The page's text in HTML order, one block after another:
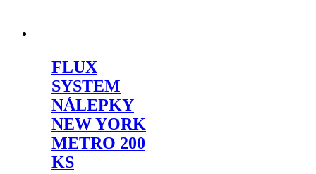
FLUX
SYSTEM
NÁLEPKY
NEW YORK
METRO 200
KS